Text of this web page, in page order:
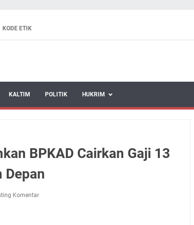
KODE ETIK
KALTIM POLITIK HUKRIM
BPKAD Cairkan Gaji 13
Depan
Komentar